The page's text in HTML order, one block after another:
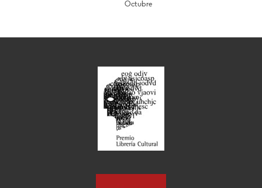
Octubre